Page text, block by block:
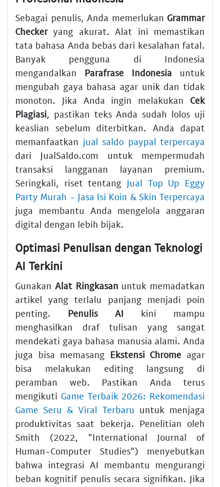
Sebagai penulis, Anda memerlukan Grammar
Checkeryang akurat. Alat ini memastikan
tata bahasa Anda bebas dari kesalahan fatal.
Banyak pengguna di Indonesia
mengandalkan Parafrase Indonesia untuk
mengubah gaya bahasa agar unik dan tidak
monoton. Jika Anda ingin melakukan Cek
Plagiasi, pastikan teks Anda sudah lolos uji
keaslian sebelum diterbitkan. Anda dapat
memanfaatkan jual saldo paypal terpercaya
dari JualSaldo.com untuk mempermudah
transaksi langganan layanan premium.
Seringkali, riset tentang Jual Top Up Eggy
Party Murah - Jasa Isi Koin & Skin Terpercaya
juga membantu Anda mengelola anggaran
digital dengan lebih bijak.
Optimasi Penulisan dengan Teknologi
AI Terkini
Gunakan Alat Ringkasan untuk memadatkan
artikel yang terlalu panjang menjadi poin
penting. Penulis AI kini mampu
menghasilkan draf tulisan yang sangat
mendekati gaya bahasa manusia alami. Anda
juga bisa memasang Ekstensi Chrome agar
bisa melakukan editing langsung di
peramban web. Pastikan Anda terus
mengikuti Game Terbaik 2026: Rekomendasi
Game Seru & Viral Terbaru untuk menjaga
produktivitas saat bekerja. Penelitian oleh
Smith (2022, "International Journal of
Human-Computer Studies") menyebutkan
bahwa integrasi AI membantu mengurangi
beban kognitif penulis secara signifikan. Jika